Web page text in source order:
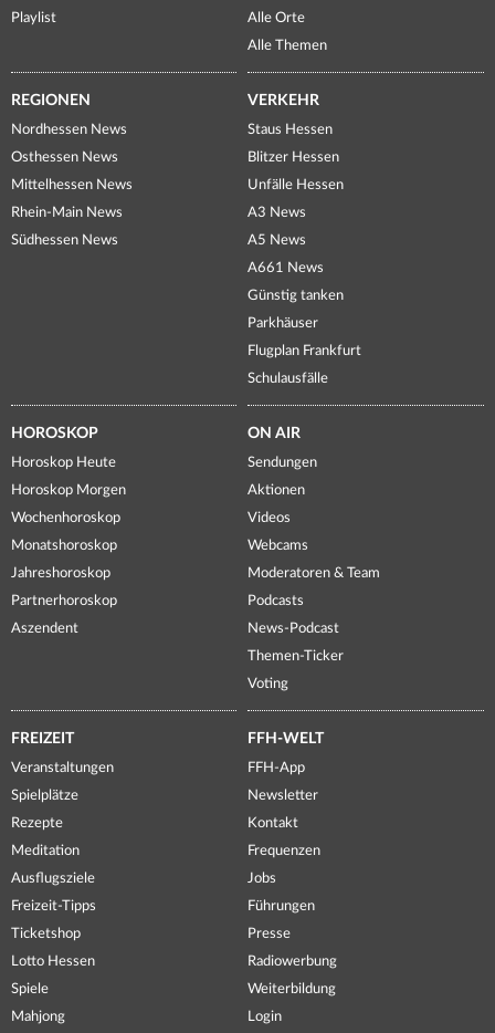
Playlist
Alle Orte
Alle Themen
REGIONEN
Nordhessen News
Osthessen News
Mittelhessen News
Rhein-Main News
Südhessen News
VERKEHR
Staus Hessen
Blitzer Hessen
Unfälle Hessen
A3 News
A5 News
A661 News
Günstig tanken
Parkhäuser
Flugplan Frankfurt
Schulausfälle
HOROSKOP
Horoskop Heute
Horoskop Morgen
Wochenhoroskop
Monatshoroskop
Jahreshoroskop
Partnerhoroskop
Aszendent
ON AIR
Sendungen
Aktionen
Videos
Webcams
Moderatoren & Team
Podcasts
News-Podcast
Themen-Ticker
Voting
FREIZEIT
Veranstaltungen
Spielplätze
Rezepte
Meditation
Ausflugsziele
Freizeit-Tipps
Ticketshop
Lotto Hessen
Spiele
Mahjong
FFH-WELT
FFH-App
Newsletter
Kontakt
Frequenzen
Jobs
Führungen
Presse
Radiowerbung
Weiterbildung
Login